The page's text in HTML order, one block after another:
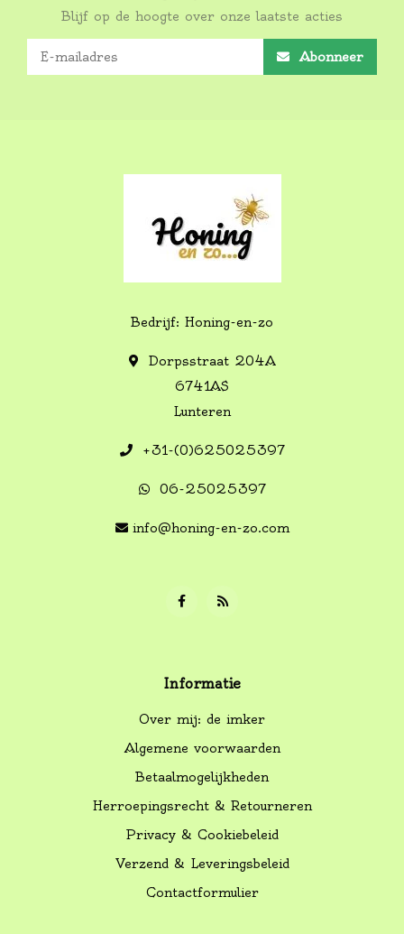
Blijf op de hoogte over onze laatste acties
Abonneer
Bedrijf: Honing-en-zo
Dorpsstraat 204A
6741AS
Lunteren
+31-(0)625025397
06-25025397
info@honing-en-zo.com
Informatie
Over mij: de imker
Algemene voorwaarden
Betaalmogelijkheden
Herroepingsrecht & Retourneren
Privacy & Cookiebeleid
Verzend & Leveringsbeleid
Contactformulier